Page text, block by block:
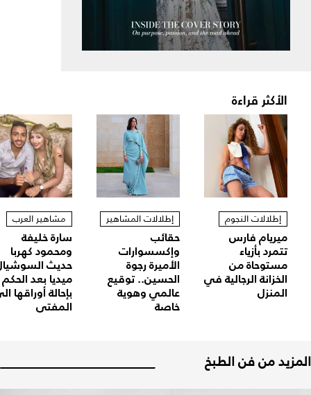
الأكثر قراءة
إطلالات النجوم
ميريام فارس
تتمرد بأزياء
مستوحاة من
الخزانة الرجالية في
المنزل
إطلالات المشاهير
حقائب
وإكسسوارات
الأميرة رجوة
الحسين.. توقيع
عالمي وهوية
خاصة
مشاهير العرب
سارة خليفة
ومحمود كهربا
حديث
ميديا بعد الحكم
بإحالة أوراقها
المفتي
المزيد من فن الطبخ